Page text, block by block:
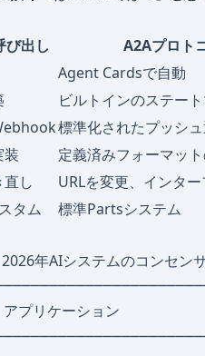
び出し
A2Aプロト
Agent Cardsで自動
ビルトインのステー
標準化されたプッシ
装
定義済みフォーマット
し
URLを変更、インタ
タム
標準Partsシステム
年AIシステムのコンセン
リケーション